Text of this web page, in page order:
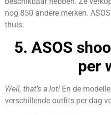
nog 850 andere merken.
thuis.
5. ASOS
per
Well, that’s a lot! En de
verschillende outfits per dag